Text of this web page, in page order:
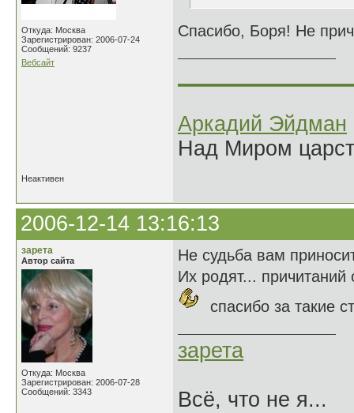
Откуда: Москва
Зарегистрирован: 2006-07-24
Сообщений: 9237
Вебсайт
Спасибо, Боря! Не
Аркадий Эйдман
Над Миром
Неактивен
2006-12-14 13:16:13
зарета
Автор сайта
Откуда: Москва
Зарегистрирован: 2006-07-28
Сообщений: 3343
Не судьба вам
Их родят... причитаний
спасибо за такие
зарета
Всё, что не я...